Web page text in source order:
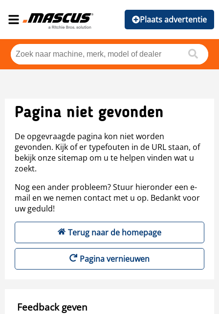
Plaats advertentie
Pagina niet gevonden
De opgevraagde pagina kon niet worden
gevonden. Kijk of er typefouten in de URL staan, of
bekijk onze sitemap om u te helpen vinden wat u
zoekt.
Nog een ander probleem? Stuur hieronder een e-
mail en we nemen contact met u op. Bedankt voor
uw geduld!
Terug naar de homepage
Pagina vernieuwen
Feedback geven